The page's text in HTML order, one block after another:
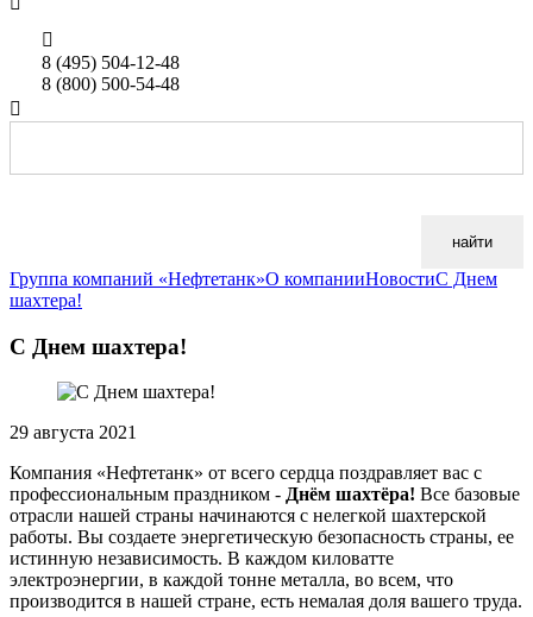

8 (495) 504-12-48
8 (800) 500-54-48

найти
Группа компаний «Нефтетанк»О компанииНовостиС Днем
шахтера!
С Днем шахтера!
29 августа 2021
Компания «Нефтетанк» от всего сердца поздравляет вас с
профессиональным праздником - Днём шахтёра! Все базовые
отрасли нашей страны начинаются с нелегкой шахтерской
работы. Вы создаете энергетическую безопасность страны, ее
истинную независимость. В каждом киловатте
электроэнергии, в каждой тонне металла, во всем, что
производится в нашей стране, есть немалая доля вашего труда.